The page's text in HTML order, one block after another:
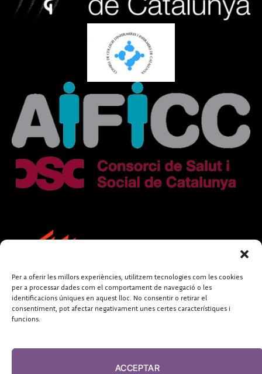
Per a oferir les millors experiències, utilitzem tecnologies com les cookies
per a processar dades com el comportament de navegació o les
identificacions úniques en aquest lloc. No consentir o retirar el
consentiment, pot afectar negativament unes certes característiques i
funcions.
ACCEPTAR
FUNDACIÓ